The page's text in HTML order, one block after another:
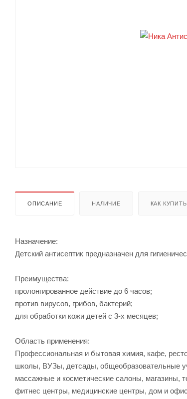
ОПИСАНИЕ НАЛИЧИЕ КАК КУПИТЬ
Назначение:
Детский антисептик предназначен для
Преимущества:
пролонгированное действие до 6 часов;
против вирусов, грибов, бактерий;
для обработки кожи детей с 3-х месяцев;
Область применения:
Профессиональная и бытовая химия, кафе,
школы, ВУЗы, детсады, общеобразовательные
массажные и косметические салоны, магазины,
фитнес центры, медицинские центры, дом и